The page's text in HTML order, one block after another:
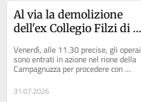
Al via la demolizione
dell'ex Collegio Filzi di
Venerdì, alle 11.30 precise, gli operai
sono entrati in azione nel rione della
Campagnuzza per procedere con
l’annunciato abbattimento dell’ex...
31.07.2026